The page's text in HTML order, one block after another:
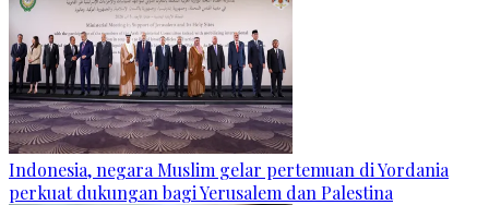
Indonesia, negara Muslim gelar pertemuan di Yordania
perkuat dukungan bagi Yerusalem dan Palestina